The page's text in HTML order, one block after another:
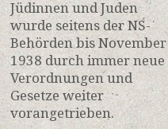
Jüdinnen und Juden
wurde seitens der NS-
Behörden bis November
1938 durch immer neue
Verordnungen und
Gesetze weiter
vorangetrieben.